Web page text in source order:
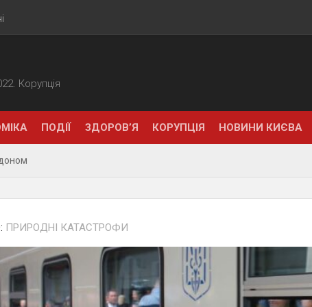
Корупція
ПОДІЇ ЗДОРОВ’Я КОРУПЦІЯ НОВИНИ КИЄВА
ПРИРОДНІ КАТАСТРОФИ